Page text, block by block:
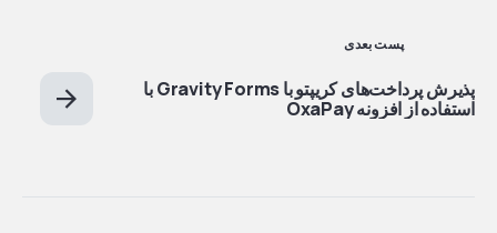
پست بعدی
پذیرش پرداخت‌های کریپتو با Gravity Forms با
استفاده از افزونه OxaPay